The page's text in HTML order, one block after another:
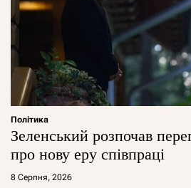
Політика
Зеленський розпочав
про нову еру співпраці
8 Серпня, 2026